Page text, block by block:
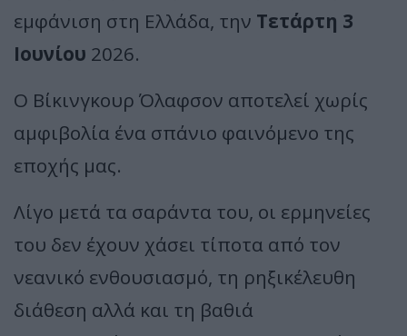
εμφάνιση στη Ελλάδα, την Τετάρτη 3
Ιουνίου 2026.
Ο Βίκινγκουρ Όλαφσον αποτελεί χωρίς
αμφιβολία ένα σπάνιο φαινόμενο της
εποχής μας.
Λίγο μετά τα σαράντα του, οι ερμηνείες
του δεν έχουν χάσει τίποτα από τον
νεανικό ενθουσιασμό, τη ρηξικέλευθη
διάθεση αλλά και τη βαθιά